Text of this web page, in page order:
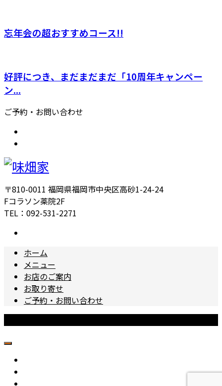
忘年会の超おすすめコース!!
好評につき、まだまだまだ「10周年キャンペー
ン...
ご予約・お問い合わせ
〒810-0011 福岡県福岡市中央区高砂1-24-24
Fコラソン薬院2F
TEL：092-531-2271
ホーム
メニュー
お店のご案内
お取り寄せ
ご予約・お問い合わせ